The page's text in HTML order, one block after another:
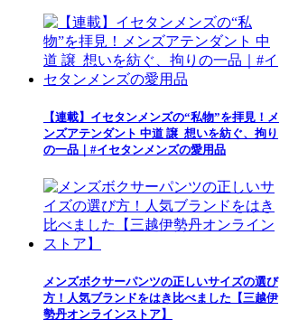
【連載】イセタンメンズの“私物”を拝見！メ
ンズアテンダント 中道 譲_想いを紡ぐ、拘り
の一品｜#イセタンメンズの愛用品
メンズボクサーパンツの正しいサイズの選び
方！人気ブランドをはき比べました【三越伊
勢丹オンラインストア】